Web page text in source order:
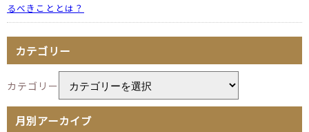
るべきこととは？
カテゴリー
カテゴリー
月別アーカイブ